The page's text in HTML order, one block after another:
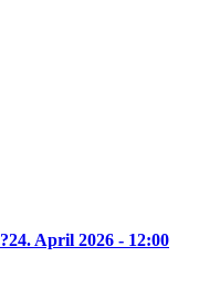
24. April 2026 - 12:00